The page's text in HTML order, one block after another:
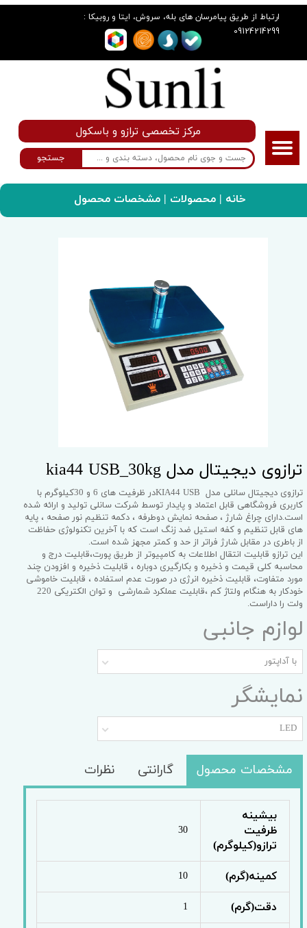
ارتباط از طریق پیامرسان های بله، سروش، ایتا و روبیکا :
09124214299
جستجو
مرکز تخصصی ترازو و باسکول
ترازوی دیجیتال مدل kia44 USB_30kg
ترازوی دیجیتال مدل kia44 USB_30kg
ترازوی دیجیتال سانلی مدل KIA44 USBدر ظرفیت های 6 و 30کیلوگرم با
کاربری فروشگاهی قابل اعتماد و پایدار توسط شرکت سانلی تولید و ارائه شده
است.دارای چراغ شارژ ، صفحه نمایش دوطرفه ، دکمه تنظیم نور صفحه ، پایه
های قابل تنظیم و کفه استیل ضد زنگ است که با آخرین تکنولوژی حفاظت
از باطری در مقابل شارژ فراتر از حد و کمتر مجهز شده است.
این ترازو قابلیت انتقال اطلاعات به کامپیوتر از طریق پورت،قابلیت درج و
محاسبه کلی قیمت و ذخیره و بکارگیری دوباره ، قابلیت ذخیره و افزودن چند
مورد متفاوت، قابلیت ذخیره انرژی در صورت عدم استفاده ، قابلیت خاموشی
خودکار به هنگام ولتاژ کم ،قابلیت عملکرد شمارشی و توان الکتریکی 220
ولت را داراست.
لوازم جانبی
با آداپتور
نمایشگر
LED
مشخصات محصول گارانتی نظرات
بیشینه
ظرفیت
ترازو(کیلوگرم)
30
کمینه(گرم) 10
دقت(گرم) 1
خانه | محصولات | مشخصات محصول